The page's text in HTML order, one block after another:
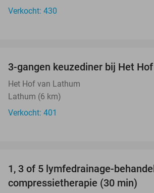
Verkocht: 430
3-gangen keuzediner bij Het
Het Hof van Lathum
Lathum (6 km)
Verkocht: 401
1, 3 of 5 lymfedrainage-
compressietherapie (30 min)